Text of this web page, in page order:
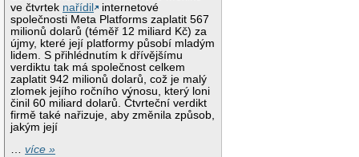
ve čtvrtek nařídil
internetové
společnosti Meta Platforms zaplatit 567
milionů dolarů (téměř 12 miliard Kč) za
újmy, které její platformy působí mladým
lidem. S přihlédnutím k dřívějšímu
verdiktu tak má společnost celkem
zaplatit 942 milionů dolarů, což je malý
zlomek jejího ročního výnosu, který loni
činil 60 miliard dolarů. Čtvrteční verdikt
firmě také nařizuje, aby změnila způsob,
jakým její
…více »